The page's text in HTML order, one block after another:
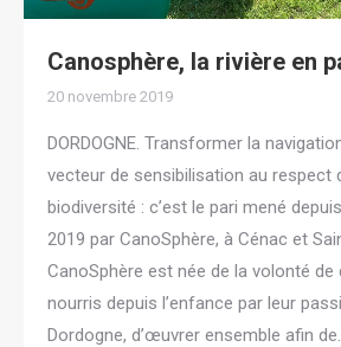
Canosphère, la rivière en
20 novembre 2019
DORDOGNE. Transformer la
vecteur de sensibilisation au respect
biodiversité : c’est le pari mené
2019 par CanoSphère, à Cénac et
CanoSphère est née de la volonté de
nourris depuis l’enfance par leur
Dordogne, d’œuvrer ensemble afin de…